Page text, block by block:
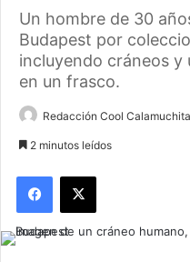
Un hombre de 30
Budapest por
incluyendo cráneos
en un frasco.
Redacción Cool Calamuchita
2 minutos leídos
Facebook
X